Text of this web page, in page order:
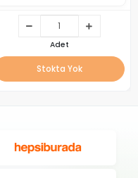
Adet
Stokta Yok